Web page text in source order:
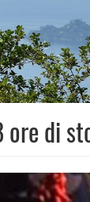
di